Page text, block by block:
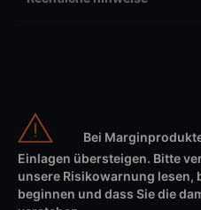
Bei
Einlagen übersteigen. Bitte
unsere Risikowarnung lesen,
beginnen und dass Sie die